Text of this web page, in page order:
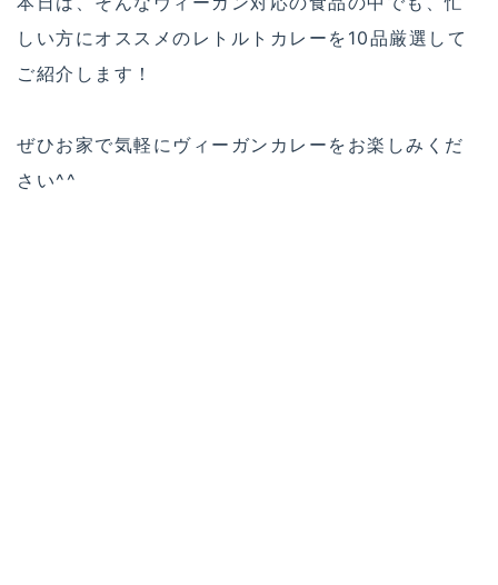
しい方にオススメのレトルトカレーを10品厳選して
ご紹介します！
ぜひお家で気軽にヴィーガンカレーをお楽しみくだ
さい^^